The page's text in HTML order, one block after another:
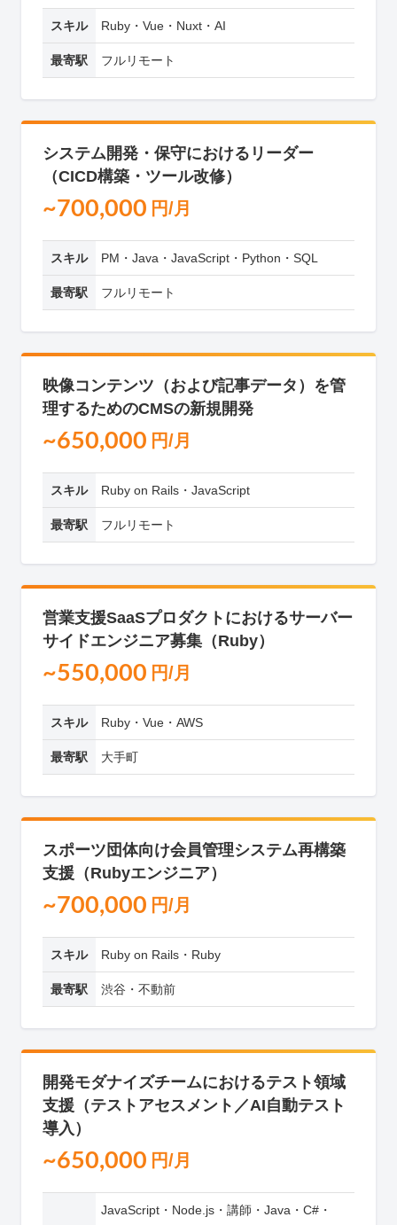
スキル Ruby・Vue・Nuxt・AI
最寄駅 フルリモート
システム開発・保守におけるリーダー
（CICD構築・ツール改修）
~700,000 円/月
スキル PM・Java・JavaScript・Python・SQL
最寄駅 フルリモート
映像コンテンツ（および記事データ）を管
理するためのCMSの新規開発
~650,000 円/月
スキル Ruby on Rails・JavaScript
最寄駅 フルリモート
営業支援SaaSプロダクトにおけるサーバー
サイドエンジニア募集（Ruby）
~550,000 円/月
スキル Ruby・Vue・AWS
最寄駅 大手町
スポーツ団体向け会員管理システム再構築
支援（Rubyエンジニア）
~700,000 円/月
スキル Ruby on Rails・Ruby
最寄駅 渋谷・不動前
開発モダナイズチームにおけるテスト領域
支援（テストアセスメント／AI自動テスト
導入）
~650,000 円/月
JavaScript・Node.js・講師・Java・C#・